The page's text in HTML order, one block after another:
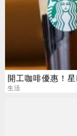
開工咖啡優惠！
生活